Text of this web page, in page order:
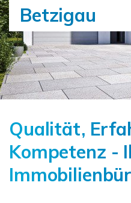
Betzigau
Qualität,
Kompetenz -